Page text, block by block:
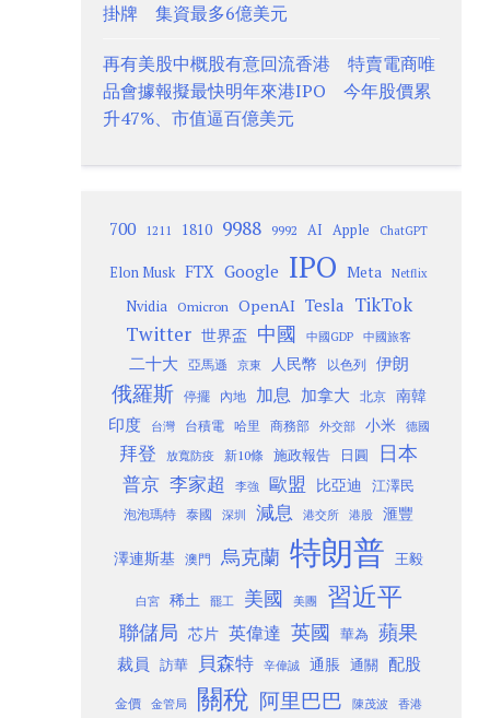
掛牌 集資最多6億美元
再有美股中概股有意回流香港 特賣電商唯
品會據報擬最快明年來港IPO 今年股價累
升47%、市值逼百億美元
700 1211 1810 9988 9992 AI Apple ChatGPT
Elon Musk FTX Google IPO Meta Netflix
Nvidia Omicron OpenAI Tesla TikTok
Twitter 世界盃 中國 中國GDP 中國旅客
二十大 亞馬遜 京東 人民幣 以色列 伊朗
俄羅斯 停擺 內地 加息 加拿大 北京
南韓
印度
台灣 台積電 哈里 商務部 外交部 小米 德國
拜登 放寬防疫 新10條 施政報告 日圓 日本
普京 李家超 李強 歐盟 比亞迪 江澤民
泡泡瑪特 泰國 深圳 減息 港交所 港股 滙豐
澤連斯基 澳門 烏克蘭 特朗普 王毅
白宮 稀土 罷工 美國 美團 習近平
聯儲局 芯片 英偉達 英國 華為 蘋果
裁員 訪華 貝森特 辛偉誠 通脹 通關 配股
金價 金管局 關稅 阿里巴巴 陳茂波 香港